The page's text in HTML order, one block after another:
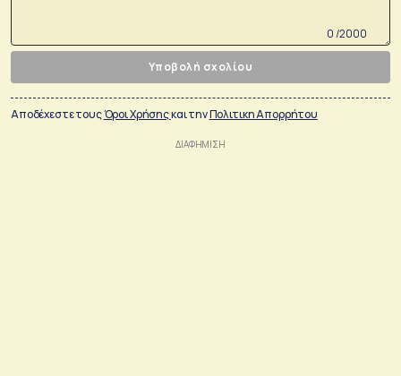
0 /2000
Υποβολή σχολίου
Αποδέχεστε τουςΌροι Χρήσηςκαι τηνΠολιτικη Απορρήτου